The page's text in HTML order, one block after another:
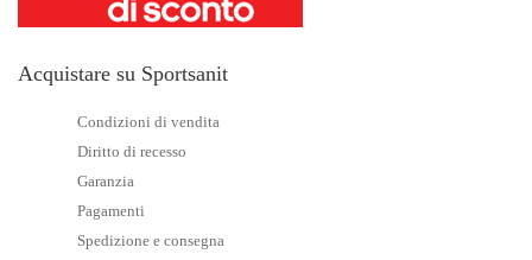
Acquistare su Sportsanit
Condizioni di vendita
Diritto di recesso
Garanzia
Pagamenti
Spedizione e consegna